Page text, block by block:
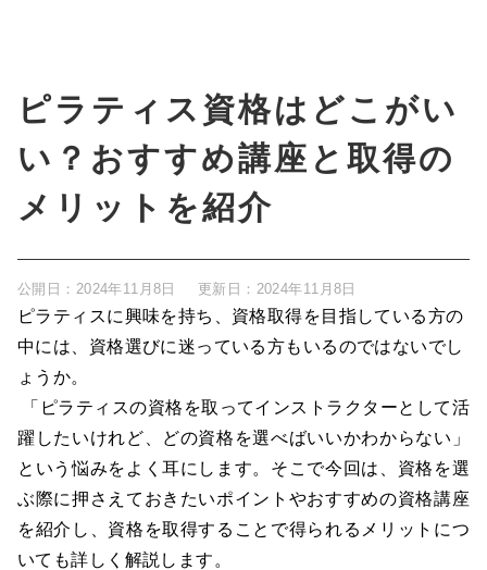
ピラティス資格はどこがい
い？おすすめ講座と取得の
メリットを紹介
公開日： 2024年11月8日 更新日： 2024年11月8日
ピラティスに興味を持ち、資格取得を目指している方の
中には、資格選びに迷っている方もいるのではないでし
ょうか。
「ピラティスの資格を取ってインストラクターとして活
躍したいけれど、どの資格を選べばいいかわからない」
という悩みをよく耳にします。そこで今回は、資格を選
ぶ際に押さえておきたいポイントやおすすめの資格講座
を紹介し、資格を取得することで得られるメリットにつ
いても詳しく解説します。